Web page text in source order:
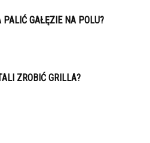
PALIĆ GAŁĘZIE NA POLU?
ZROBIĆ GRILLA?